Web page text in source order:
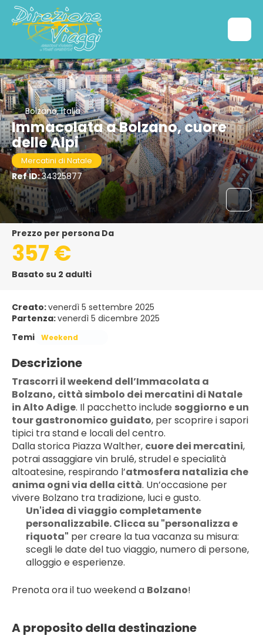
Bolzano, Italia
Immacolata a Bolzano, cuore
delle Alpi
Mercatini di Natale
Ref ID:34325877
Prezzo per persona Da
357 €
Basato su 2 adulti
Creato:venerdì 5 settembre 2025
Partenza:venerdì 5 dicembre 2025
Temi
Weekend
Descrizione
Trascorri il weekend dell’Immacolata a
Bolzano, città simbolo dei mercatini di Natale
in Alto Adige. Il pacchetto include soggiorno e un
tour gastronomico guidato, per scoprire i sapori
tipici tra stand e locali del centro.
Dalla storica Piazza Walther, cuore dei mercatini,
potrai assaggiare vin brulé, strudel e specialità
altoatesine, respirando l’atmosfera natalizia che
anima ogni via della città. Un’occasione per
vivere Bolzano tra tradizione, luci e gusto.
Un'idea di viaggio completamente
personalizzabile. Clicca su "personalizza e
riquota" per creare la tua vacanza su misura:
scegli le date del tuo viaggio, numero di persone,
alloggio e esperienze.
Prenota ora il tuo weekend a Bolzano!
A proposito della destinazione